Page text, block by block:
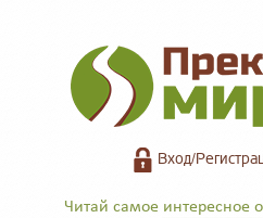
Вход/
Читай самое